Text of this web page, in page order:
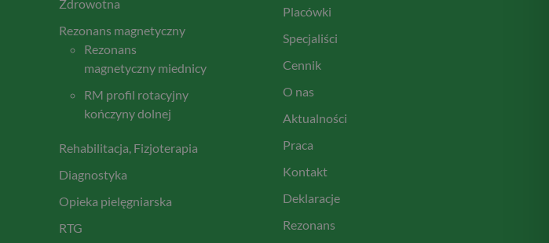
Zdrowotna
Rezonans magnetyczny
Rezonans
magnetyczny miednicy
RM profil rotacyjny
kończyny dolnej
Rehabilitacja, Fizjoterapia
Diagnostyka
Opieka pielęgniarska
RTG
Placówki
Specjaliści
Cennik
O nas
Aktualności
Praca
Kontakt
Deklaracje
Rezonans